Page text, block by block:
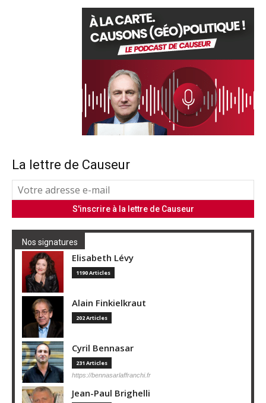
La lettre de Causeur
Nos signatures
Elisabeth Lévy
1190 Articles
Alain Finkielkraut
202 Articles
Cyril Bennasar
231 Articles
https://bennasarlaffranchi.fr
Jean-Paul Brighelli